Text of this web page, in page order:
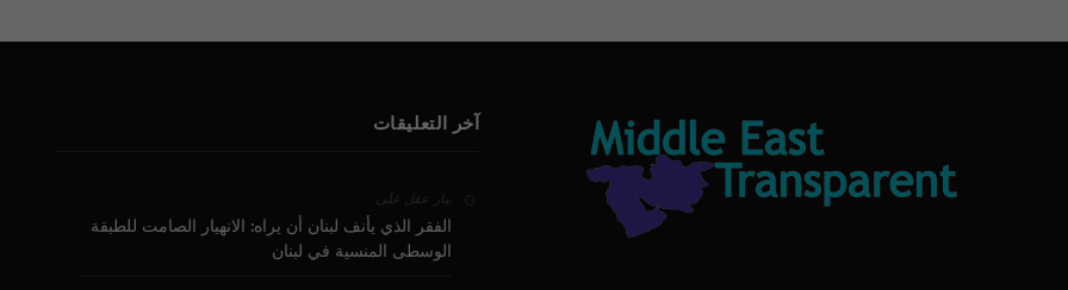
آخر التعليقات
بيار عقل على
الفقر الذي يأنف لبنان أن يراه: الانهيار الصامت للطبقة
الوسطى المنسية في لبنان